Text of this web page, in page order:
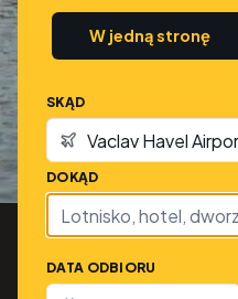
W jedną stronę
SKĄD
DOKĄD
DATA ODBIORU